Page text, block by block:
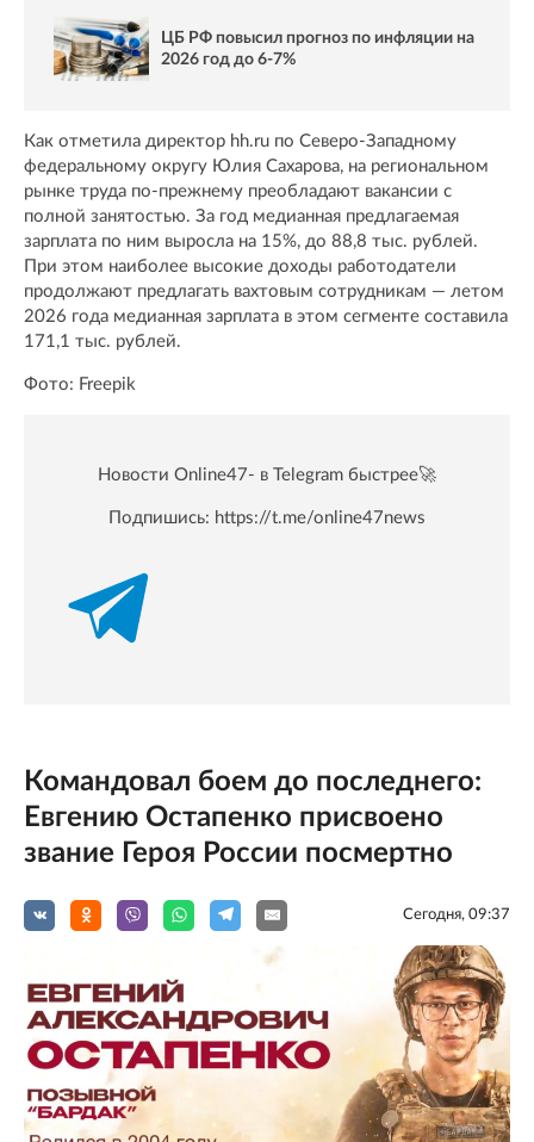
ЦБ РФ повысил прогноз по инфляции на
2026 год до 6-7%
Как отметила директор hh.ru по Северо-Западному
федеральному округу Юлия Сахарова, на региональном
рынке труда по-прежнему преобладают вакансии с
полной занятостью. За год медианная предлагаемая
зарплата по ним выросла на 15%, до 88,8 тыс. рублей.
При этом наиболее высокие доходы работодатели
продолжают предлагать вахтовым сотрудникам — летом
2026 года медианная зарплата в этом сегменте составила
171,1 тыс. рублей.
Фото: Freepik
Новости Online47- в Telegram быстрее🚀
Подпишись: https://t.me/online47news
Командовал боем до последнего:
Евгению Остапенко присвоено
звание Героя России посмертно
Сегодня, 09:37